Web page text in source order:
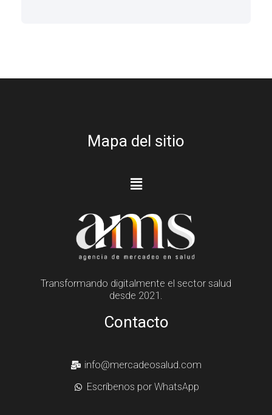
Mapa del sitio
Transformando digitalmente el sector salud
desde 2021.
Contacto
info@mercadeosalud.com
Escríbenos por WhatsApp